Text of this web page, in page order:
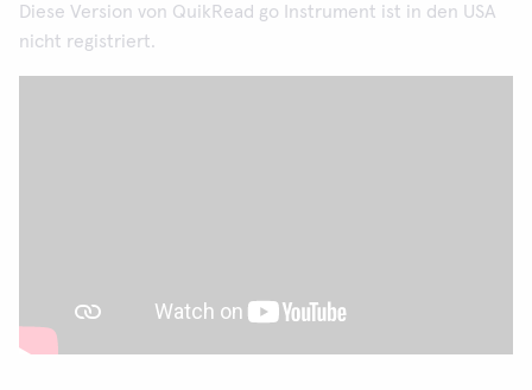
Diese Version von QuikRead go Instrument ist in den USA
nicht registriert.